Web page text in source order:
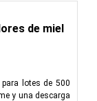
de miel
lotes de 500
y una descarga